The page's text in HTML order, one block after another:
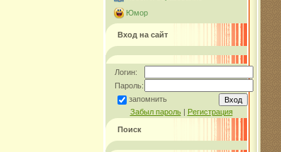
Юмор
Вход на сайт
Логин:
Пароль:
запомнить
Забыл пароль| Регистрация
Поиск